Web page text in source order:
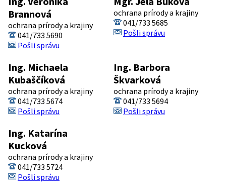
Brannová
ochrana prírody a krajiny
041/733 5690
Pošli správu
ochrana prírody a krajiny
041/733 5685
Pošli správu
Ing. Michaela
Kubaščíková
ochrana prírody a krajiny
041/733 5674
Pošli správu
Ing. Barbora
Škvarková
ochrana prírody a krajiny
041/733 5694
Pošli správu
Ing. Katarína
Kucková
ochrana prírody a krajiny
041/733 5724
Pošli správu